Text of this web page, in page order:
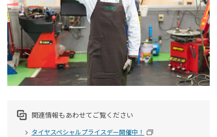
関連情報もあわせてご覧ください
タイヤスペシャルプライスデー開催中！